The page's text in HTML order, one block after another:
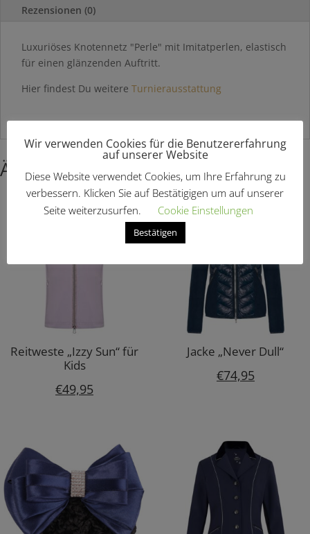
Rezensionen (0)
Luxuriöses Knotennetz "Perle" mit Imitatperlen, elastisch
für einen glänzenden Auftritt.
Hier findest Du weitere Turnierausstattung
Ähnliche Produkte
Reitweste „Izzy Sun“ für
Kids
€49,95
Jacke „Never Dull“
€74,95
Wir verwenden Cookies für die Benutzererfahrung
auf unserer Website
Diese Website verwendet Cookies, um Ihre Erfahrung zu
verbessern. Klicken Sie auf Bestätigigen um auf unserer
Seite weiterzusurfen.
Cookie Einstellungen
Bestätigen